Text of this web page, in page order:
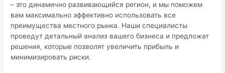
– это динамично развивающийся регион, и мы поможем
вам максимально эффективно использовать все
преимущества местного рынка. Наши специалисты
проведут детальный анализ вашего бизнеса и предложат
решения, которые позволят увеличить прибыль и
минимизировать риски.